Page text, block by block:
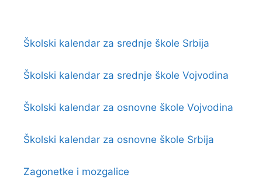
Školski kalendar za srednje škole Srbija
Školski kalendar za srednje škole Vojvodina
Školski kalendar za osnovne škole Vojvodina
Školski kalendar za osnovne škole Srbija
Zagonetke i mozgalice